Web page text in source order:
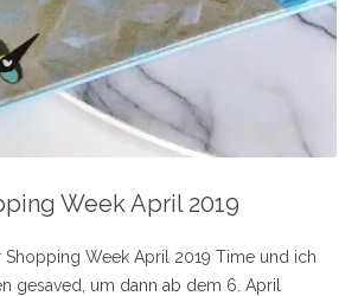
Week April 2019
Shopping Week April 2019 Time und ich
gesaved, um dann ab dem 6. April